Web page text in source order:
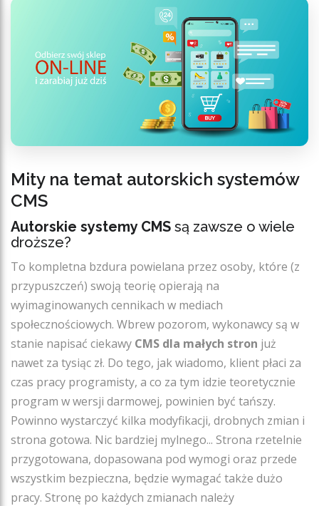
Mity na temat autorskich systemów
CMS
Autorskie systemy CMS są zawsze o wiele
droższe?
To kompletna bzdura powielana przez osoby, które (z
przypuszczeń) swoją teorię opierają na
wyimaginowanych cennikach w mediach
społecznościowych. Wbrew pozorom, wykonawcy są w
stanie napisać ciekawy CMS dla małych stron już
nawet za tysiąc zł. Do tego, jak wiadomo, klient płaci za
czas pracy programisty, a co za tym idzie teoretycznie
program w wersji darmowej, powinien być tańszy.
Powinno wystarczyć kilka modyfikacji, drobnych zmian i
strona gotowa. Nic bardziej mylnego... Strona rzetelnie
przygotowana, dopasowana pod wymogi oraz przede
wszystkim bezpieczna, będzie wymagać także dużo
pracy. Stronę po każdych zmianach należy